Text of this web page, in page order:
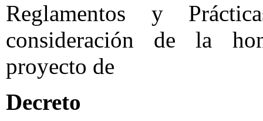
Reglamentos y
consideración de la
proyecto de
Decreto